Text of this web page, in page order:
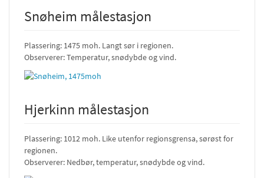
Snøheim målestasjon
Plassering: 1475 moh. Langt sør i regionen.
Observerer: Temperatur, snødybde og vind.
Hjerkinn målestasjon
Plassering: 1012 moh. Like utenfor regionsgrensa, sørøst for
regionen.
Observerer: Nedbør, temperatur, snødybde og vind.